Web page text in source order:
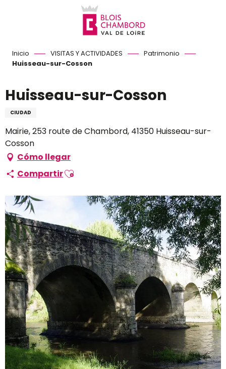
Inicio VISITAS Y ACTIVIDADES
Patrimonio
Huisseau-sur-Cosson
Huisseau-sur-Cosson
CIUDAD
Mairie, 253 route de Chambord, 41350 Huisseau-sur-
Cosson
Cómo llegar
CompartirAjouter aux favoris